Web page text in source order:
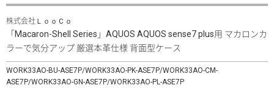
株式会社ＬｏｏＣｏ
「Macaron-Shell Series」AQUOS AQUOS sense7 plus用 マカロンカ
ラーで気分アップ 厳選本革仕様 背面型ケース
WORK33AO-BU-ASE7P/WORK33AO-PK-ASE7P/WORK33AO-CM-
ASE7P/WORK33AO-GN-ASE7P/WORK33AO-PL-ASE7P